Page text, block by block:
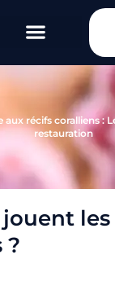
aux récifs coralliens :
restauration
?